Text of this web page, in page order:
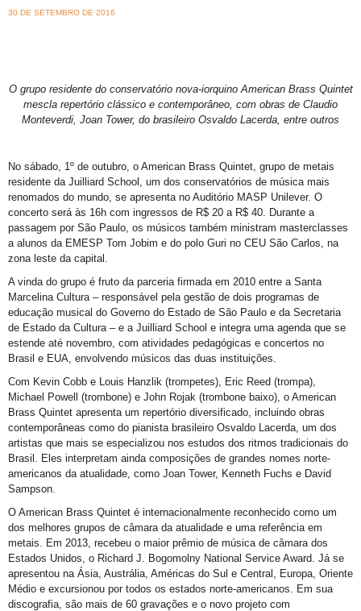
30 DE SETEMBRO DE 2016
O grupo residente do conservatório nova-iorquinoAmerican Brass Quintet
mescla repertório clássico e contemporâneo, com obras de Claudio
Monteverdi, Joan Tower, do brasileiro Osvaldo Lacerda, entre outros
No sábado, 1º de outubro, o American Brass Quintet, grupo de metais
residente da Juilliard School, um dos conservatórios de música mais
renomados do mundo, se apresenta no Auditório MASP Unilever. O
concerto será às 16h com ingressos de R$ 20 a R$ 40. Durante a
passagem por São Paulo, os músicos também ministram masterclasses
a alunos da EMESP Tom Jobim e do polo Guri no CEU São Carlos, na
zona leste da capital.
A vinda do grupo é fruto da parceria firmada em 2010 entre a Santa
Marcelina Cultura – responsável pela gestão de dois programas de
educação musical do Governo do Estado de São Paulo e da Secretaria
de Estado da Cultura – e a Juilliard School e integra uma agenda que se
estende até novembro, com atividades pedagógicas e concertos no
Brasil e EUA, envolvendo músicos das duas instituições.
Com Kevin Cobb e Louis Hanzlik (trompetes), Eric Reed (trompa),
Michael Powell (trombone) e John Rojak (trombone baixo), o American
Brass Quintet apresenta um repertório diversificado, incluindo obras
contemporâneas como do pianista brasileiro Osvaldo Lacerda, um dos
artistas que mais se especializou nos estudos dos ritmos tradicionais do
Brasil. Eles interpretam ainda composições de grandes nomes norte-
americanos da atualidade, como Joan Tower, Kenneth Fuchs e David
Sampson.
O American Brass Quintet é internacionalmente reconhecido como um
dos melhores grupos de câmara da atualidade e uma referência em
metais. Em 2013, recebeu o maior prêmio de música de câmara dos
Estados Unidos, o Richard J. Bogomolny National Service Award. Já se
apresentou na Ásia, Austrália, Américas do Sul e Central, Europa, Oriente
Médio e excursionou por todos os estados norte-americanos. Em sua
discografia, são mais de 60 gravações e o novo projeto com